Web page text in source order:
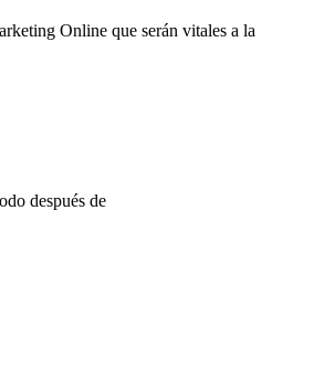
Online que serán vitales a la
después de